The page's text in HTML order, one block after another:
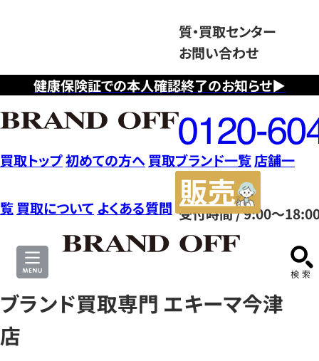
健康保険証での本人確認終了のお知らせ▶
質・買取センター
お問い合わせ
フ
リ
ー
ダ
イ
ヤ
ル
0120604117
受付時間 / 9:00～
買取トップ初めての方へ 買取ブランド一覧店舗一
覧 買取について よくある質問
サ
ブランド買取専門 エキーマ今津
店